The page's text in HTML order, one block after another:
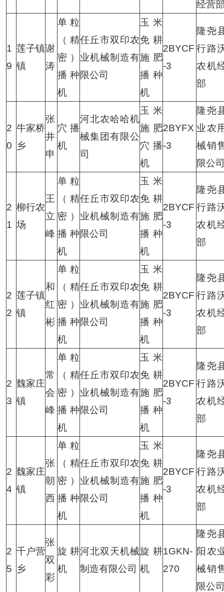
经营
1
9
莲子镇
镇
谢
涛
单粒
（精
密）
播种
机
任丘市双印农
业机械制造有
限公司
玉米
免耕
施肥
播种
机
2BYCF
-3
隆尧
行路
农机
部
2
0
牛家桥
乡
张
井
申
穴播
机
河北农哈哈机
械集团有限公
司
玉米
施肥
穴播
机
2BYFX
-3
隆尧
业农
械销
限公
2
1
柳行农
场
王
立
峰
单粒
（精
密）
播种
机
任丘市双印农
业机械制造有
限公司
玉米
免耕
施肥
播种
机
2BYCF
-3
隆尧
行路
农机
部
2
2
莲子镇
镇
和
红
彬
单粒
（精
密）
播种
机
任丘市双印农
业机械制造有
限公司
玉米
免耕
施肥
播种
机
2BYCF
-3
隆尧
行路
农机
部
2
3
魏家庄
镇
常
会
峰
单粒
（精
密）
播种
机
任丘市双印农
业机械制造有
限公司
玉米
免耕
施肥
播种
机
2BYCF
-3
隆尧
行路
农机
部
2
4
魏家庄
镇
张
朝
西
单粒
（精
密）
播种
机
任丘市双印农
业机械制造有
限公司
玉米
免耕
施肥
播种
机
2BYCF
-3
隆尧
行路
农机
部
2
5
千户营
乡
张
双
彩
旋耕
机
河北双天机械
制造有限公司
旋耕
机
1GKN-
270
隆尧
阳农
械销
限公